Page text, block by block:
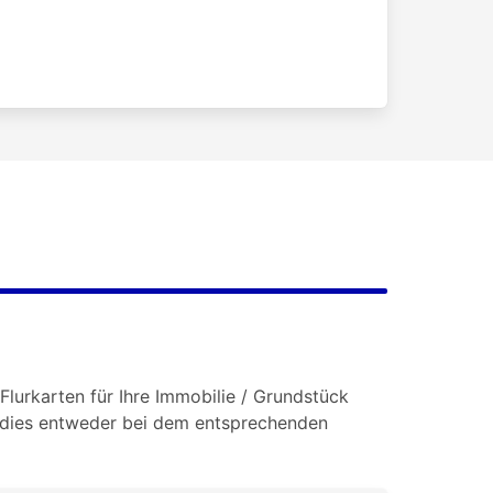
für Ihre Immobilie / Grundstück
entweder bei dem entsprechenden